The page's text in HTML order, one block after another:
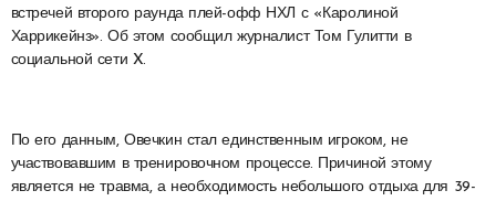
встречей второго раунда плей-офф НХЛ с «Каролиной
Харрикейнз». Об этом сообщил журналист Том Гулитти в
социальной сети X.
По его данным, Овечкин стал единственным игроком, не
участвовавшим в тренировочном процессе. Причиной этому
является не травма, а необходимость небольшого отдыха для 39-